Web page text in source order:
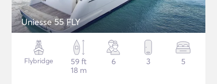
Uniesse 55 FLY
Flybridge
59 ft
18 m
6 3 5